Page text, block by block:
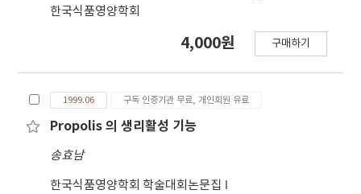
한국식품영양학회
4,000원 구매하기
1999.06 구독 인증기관 무료, 개인회원 유료
Propolis 의 생리활성 기능
송효남
한국식품영양학회 학술대회논문집